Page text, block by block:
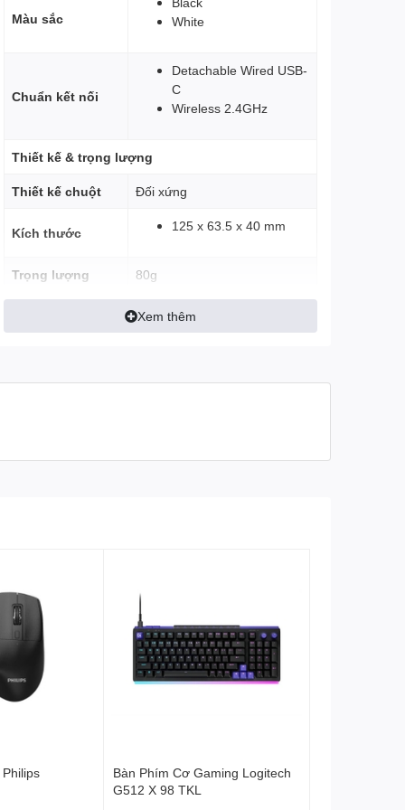
Màu sắc
White
Chuẩn kết nối
Detachable Wired USB-
C
Wireless 2.4GHz
Thiết kế & trọng lượng
Thiết kế chuột Đối xứng
Kích thước 125 x 63.5 x 40 mm
Trọng lượng 80g
LIGHTFORCE Hybrid Optical-
IPS >500 IPS
Đèn nền -
Onboard Memory Có
Sạc không dây
Hỗ trợ 8K Polling Rate
(Yêu cầu PRO
Xem thêm
Bàn Phím Cơ Gaming Logitech
G512 X 98 TKL